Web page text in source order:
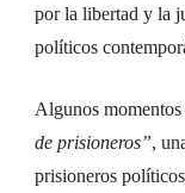
por la libertad y la
políticos
Algunos
de prisioneros”,
prisioneros